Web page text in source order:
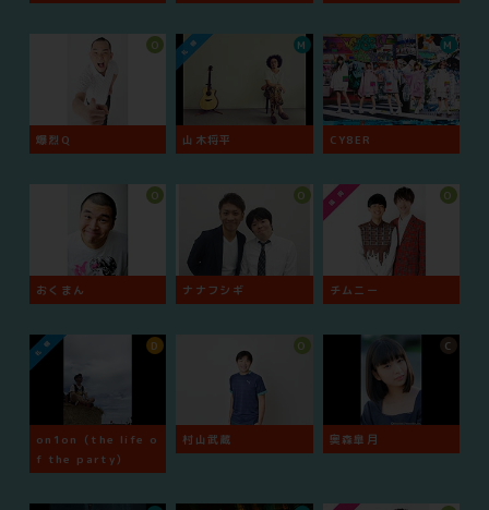
爆烈Q
O
山木将平
M
CY8ER
M
おくまん
O
ナナフシギ
O
チムニー
O
on1on（the life o
f the party）
D
村山武蔵
O
奥森皐月
C